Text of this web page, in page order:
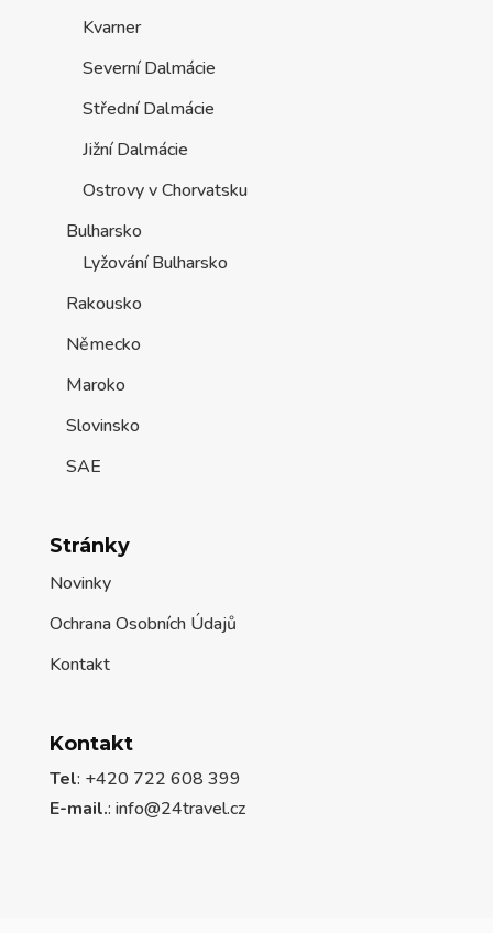
Kvarner
Severní Dalmácie
Střední Dalmácie
Jižní Dalmácie
Ostrovy v Chorvatsku
Bulharsko
Lyžování Bulharsko
Rakousko
Německo
Maroko
Slovinsko
SAE
Stránky
Novinky
Ochrana Osobních Údajů
Kontakt
Kontakt
Tel: +420 722 608 399
E-mail.: info@24travel.cz